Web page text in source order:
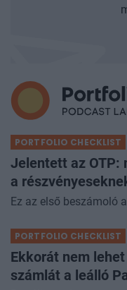
PORTFOLIO CHECKLIST
Jelentett az OTP:
a
Ez az első beszámoló
PORTFOLIO CHECKLIST
Ekkorát nem
számlát a leálló